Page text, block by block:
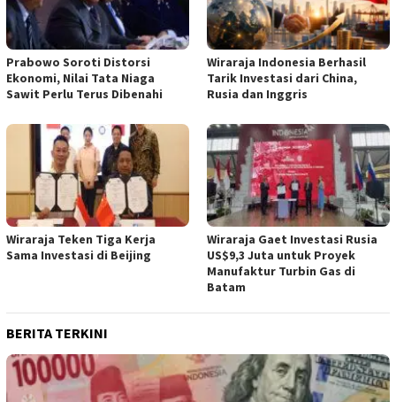
Prabowo Soroti Distorsi
Ekonomi, Nilai Tata Niaga
Sawit Perlu Terus Dibenahi
Wiraraja Indonesia Berhasil
Tarik Investasi dari China,
Rusia dan Inggris
Wiraraja Teken Tiga Kerja
Sama Investasi di Beijing
Wiraraja Gaet Investasi Rusia
US$9,3 Juta untuk Proyek
Manufaktur Turbin Gas di
Batam
BERITA TERKINI